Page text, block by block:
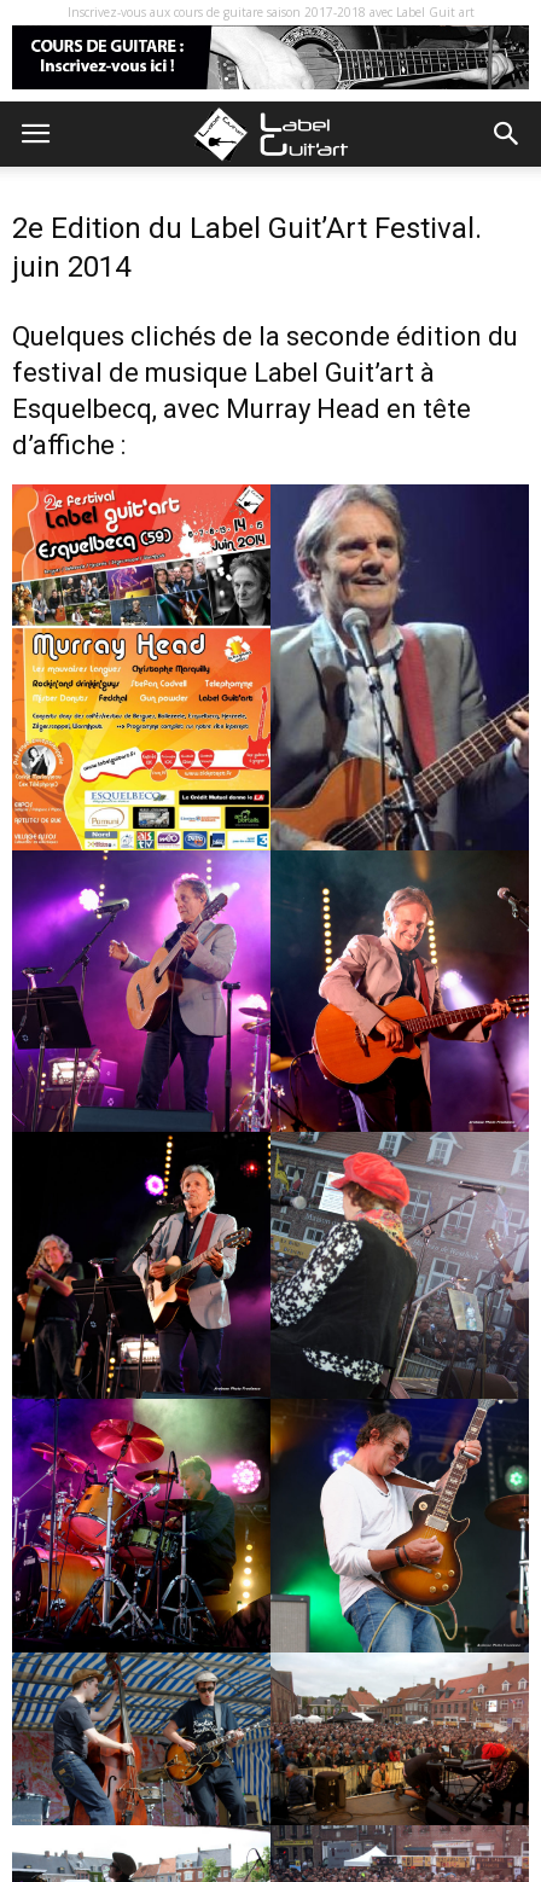
Inscrivez-vous aux cours de guitare saison 2017-2018 avec Label Guit art
2e Edition du Label Guit’Art Festival.
juin 2014
Quelques clichés de la seconde édition du
festival de musique Label Guit’art à
Esquelbecq, avec Murray Head en tête
d’affiche :